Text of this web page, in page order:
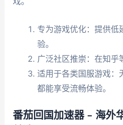
专为游戏优化：提供低
验。
广泛社区推崇：在知乎
适用于各类国服游戏：
都能享受流畅体验。
番茄回国加速器 – 海外